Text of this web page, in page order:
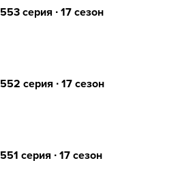
553 серия ∙ 17 сезон
552 серия ∙ 17 сезон
551 серия ∙ 17 сезон